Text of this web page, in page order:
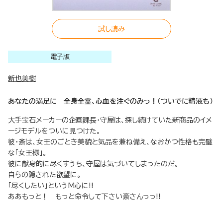
試し読み
電子版
新也美樹
あなたの満足に 全身全霊、心血を注ぐのみっ！（ついでに精液も）
大手宝石メーカーの企画課長・守屋は、探し続けていた新商品のイメ
ージモデルをついに見つけた。
彼・斎は、女王のごとき美貌と気品を兼ね備え、なおかつ性格も完璧
な「女王様」。
彼に献身的に尽くすうち、守屋は気づいてしまったのだ。
自らの隠された欲望に。
「尽くしたい」というM心に!!
ああもっと！ もっと命令して下さい斎さんっっ!!